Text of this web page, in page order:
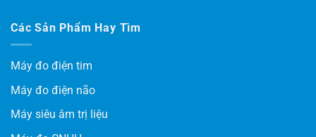
Các Sản Phẩm Hay Tìm
Máy đo điện tim
Máy đo điện não
Máy siêu âm trị liệu